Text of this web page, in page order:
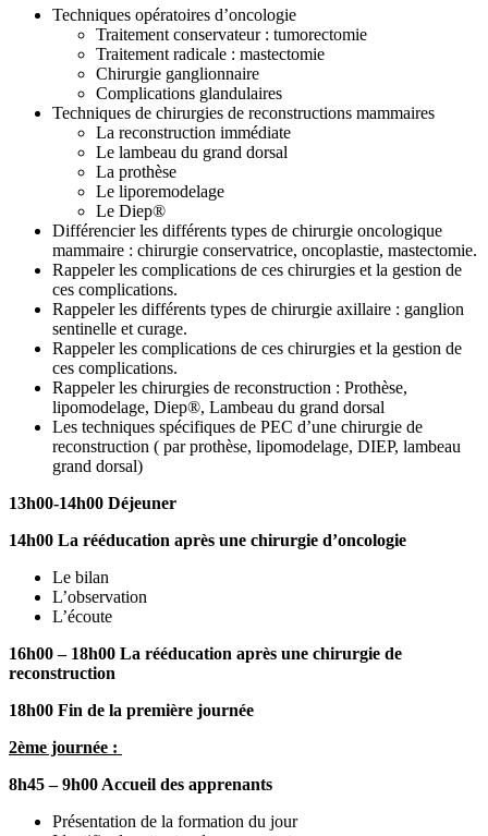
Techniques opératoires d’oncologie
Traitement conservateur : tumorectomie
Traitement radicale : mastectomie
Chirurgie ganglionnaire
Complications glandulaires
Techniques de chirurgies de reconstructions mammaires
La reconstruction immédiate
Le lambeau du grand dorsal
La prothèse
Le liporemodelage
Le Diep®
Différencier les différents types de chirurgie oncologique
mammaire : chirurgie conservatrice, oncoplastie, mastectomie.
Rappeler les complications de ces chirurgies et la gestion de
ces complications.
Rappeler les différents types de chirurgie axillaire : ganglion
sentinelle et curage.
Rappeler les complications de ces chirurgies et la gestion de
ces complications.
Rappeler les chirurgies de reconstruction : Prothèse,
lipomodelage, Diep®, Lambeau du grand dorsal
Les techniques spécifiques de PEC d’une chirurgie de
reconstruction ( par prothèse, lipomodelage, DIEP, lambeau
grand dorsal)
13h00-14h00 Déjeuner
14h00 La rééducation après une chirurgie d’oncologie
Le bilan
L’observation
L’écoute
16h00 – 18h00 La rééducation après une chirurgie de
reconstruction
18h00 Fin de la première journée
2ème journée :
8h45 – 9h00 Accueil des apprenants
Présentation de la formation du jour